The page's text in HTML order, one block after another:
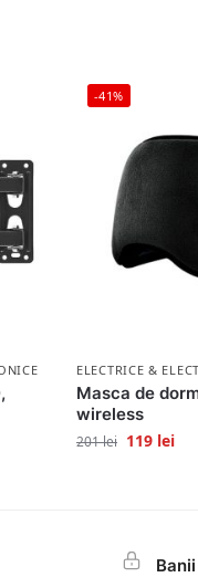
-41%
ELECTRICE &
Masca de
wireless
201lei 119 lei